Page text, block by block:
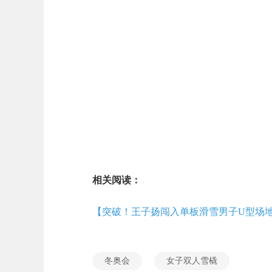
相关阅读：
【突破！王子扬闯入单板滑雪男子U型场
冬奥会 女子双人雪橇